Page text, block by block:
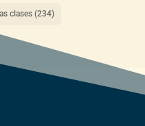
clases(234)